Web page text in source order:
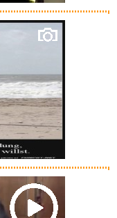
Anzeige